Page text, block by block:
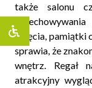
także salonu
zdjęcia, pamiątki
sprawia, że
wnętrz. Regał
atrakcyjny